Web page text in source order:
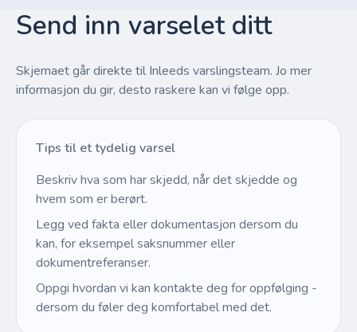
Send inn varselet ditt
Skjemaet går direkte til Inleeds varslingsteam. Jo mer
informasjon du gir, desto raskere kan vi følge opp.
Tips til et tydelig varsel
Beskriv hva som har skjedd, når det skjedde og
hvem som er berørt.
Legg ved fakta eller dokumentasjon dersom du
kan, for eksempel saksnummer eller
dokumentreferanser.
Oppgi hvordan vi kan kontakte deg for oppfølging -
dersom du føler deg komfortabel med det.